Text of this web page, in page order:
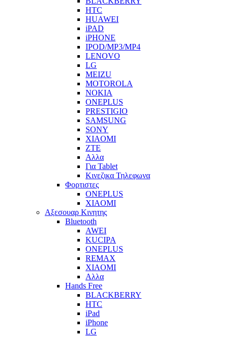
HTC
HUAWEI
iPAD
iPHONE
IPOD/MP3/MP4
LENOVO
LG
MEIZU
MOTOROLA
NOKIA
ONEPLUS
PRESTIGIO
SAMSUNG
SONY
XIAOMI
ZTE
Αλλα
Για Tablet
Κινεζικα Τηλεφωνα
Φορτιστες
ONEPLUS
XIAOMI
Αξεσουαρ Κινητης
Bluetooth
AWEI
KUCIPA
ONEPLUS
REMAX
XIAOMI
Αλλα
Hands Free
BLACKBERRY
HTC
iPad
iPhone
LG